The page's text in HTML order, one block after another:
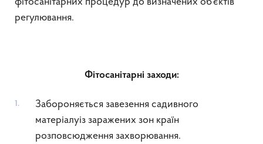
регулювання.
Фітосанітарні заходи:
Забороняється завезення садивного
матеріалуіз заражених зон країн
розповсюдження захворювання.